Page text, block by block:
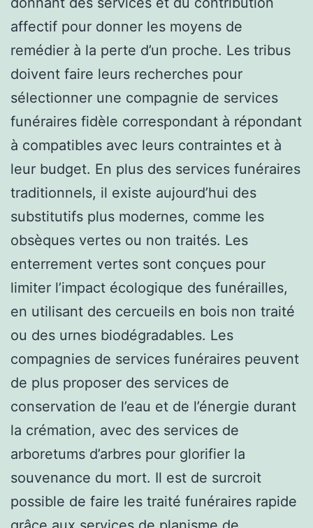
affectif pour donner les moyens de
remédier à la perte d’un proche. Les tribus
doivent faire leurs recherches pour
sélectionner une compagnie de services
funéraires fidèle correspondant à répondant
à compatibles avec leurs contraintes et à
leur budget. En plus des services funéraires
traditionnels, il existe aujourd’hui des
substitutifs plus modernes, comme les
obsèques vertes ou non traités. Les
enterrement vertes sont conçues pour
limiter l’impact écologique des funérailles,
en utilisant des cercueils en bois non traité
ou des urnes biodégradables. Les
compagnies de services funéraires peuvent
de plus proposer des services de
conservation de l’eau et de l’énergie durant
la crémation, avec des services de
arboretums d’arbres pour glorifier la
souvenance du mort. Il est de surcroit
possible de faire les traité funéraires rapide